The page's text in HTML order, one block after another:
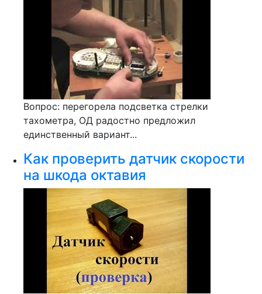
Вопрос: перегорела подсветка стрелки
тахометра, ОД радостно предложил
единственный вариант...
Как проверить датчик скорости
на шкода октавия